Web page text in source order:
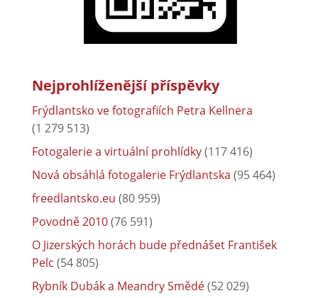
Nejprohlíženější příspěvky
Frýdlantsko ve fotografiích Petra Kellnera
(1 279 513)
Fotogalerie a virtuální prohlídky(117 416)
Nová obsáhlá fotogalerie Frýdlantska (95 464)
freedlantsko.eu (80 959)
Povodně 2010(76 591)
O Jizerských horách bude přednášet František
Pelc (54 805)
Rybník Dubák a Meandry Smědé(52 029)